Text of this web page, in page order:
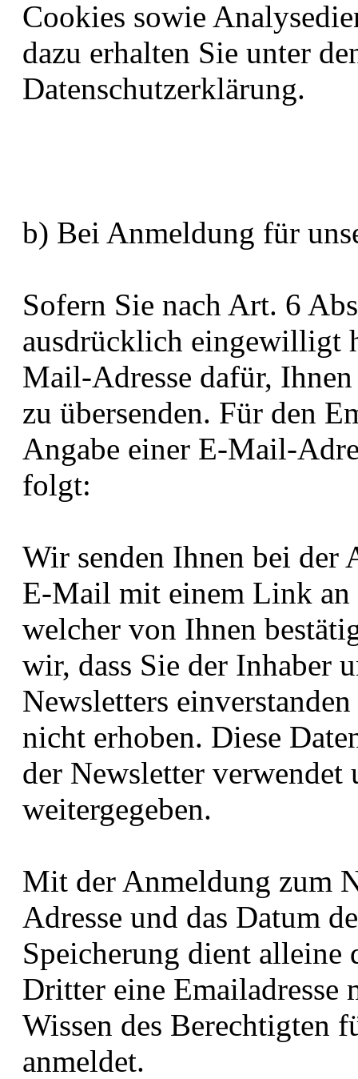
Cookies sowie
dazu erhalten Sie unter
Datenschutzerklärung.
b) Bei Anmeldung für
Sofern Sie nach Art. 6
ausdrücklich eingewilligt
Mail-Adresse dafür,
zu übersenden. Für den
Angabe einer E-Mail-
folgt:
Wir senden Ihnen bei der
E-Mail mit einem Link an
welcher von Ihnen
wir, dass Sie der Inhaber
Newsletters
nicht erhoben. Diese
der Newsletter
weitergegeben.
Mit der Anmeldung zum
Adresse und das Datum
Speicherung dient alleine
Dritter eine Emailadresse
Wissen des Berechtigten
anmeldet.